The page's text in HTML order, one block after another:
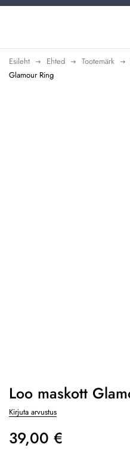
Esileht Ehted Tootemärk
Glamour Ring
Loo maskott
Kirjuta arvustus
39,00 €